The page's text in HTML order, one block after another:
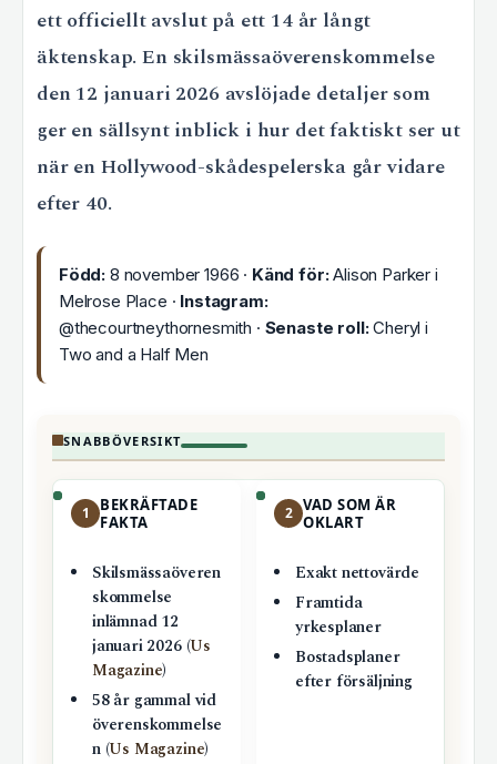
ett officiellt avslut på ett 14 år långt
äktenskap. En skilsmässaöverenskommelse
den 12 januari 2026 avslöjade detaljer som
ger en sällsynt inblick i hur det faktiskt ser ut
när en Hollywood-skådespelerska går vidare
efter 40.
Född: 8 november 1966 · Känd för:Alison Parker i
Melrose Place · Instagram:
@thecourtneythornesmith · Senaste roll:Cheryl i
Two and a Half Men
SNABBÖVERSIKT
1
BEKRÄFTADE
FAKTA
Skilsmässaöveren
skommelse
inlämnad 12
januari 2026 (Us
Magazine)
58 år gammal vid
överenskommelse
n (Us Magazine)
2 VAD SOM ÄR
OKLART
Exakt nettovärde
Framtida
yrkesplaner
Bostadsplaner
efter försäljning